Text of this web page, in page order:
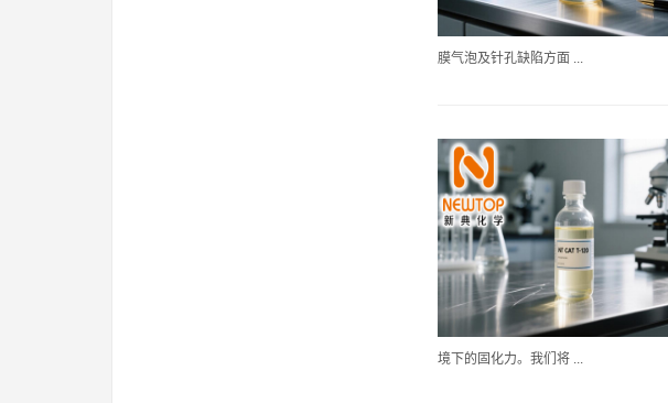
膜气泡及针孔缺陷方面 ...
境下的固化力。我们将 ...